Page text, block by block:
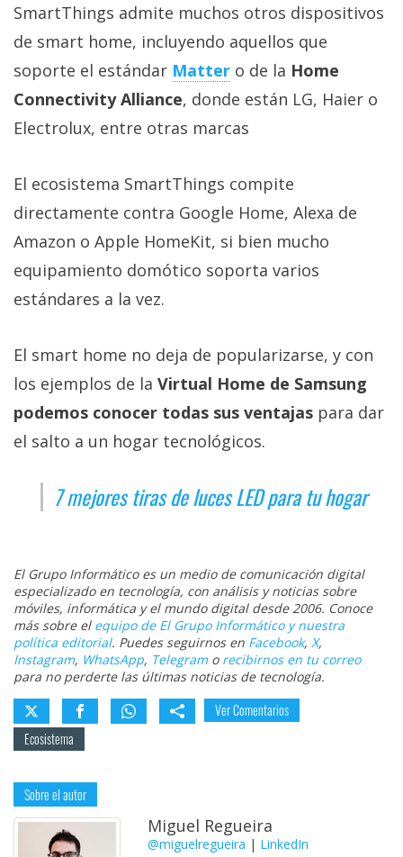
SmartThings admite muchos otros dispositivos
de smart home, incluyendo aquellos que
soporte el estándar Matter o de la Home
Connectivity Alliance, donde están LG, Haier o
Electrolux, entre otras marcas
El ecosistema SmartThings compite
directamente contra Google Home, Alexa de
Amazon o Apple HomeKit, si bien mucho
equipamiento domótico soporta varios
estándares a la vez.
El smart home no deja de popularizarse, y con
los ejemplos de la Virtual Home de Samsung
podemos conocer todas sus ventajas para dar
el salto a un hogar tecnológicos.
7 mejores tiras de luces LED para tu hogar
El Grupo Informático es un medio de comunicación digital
especializado en tecnología, con análisis y noticias sobre
móviles, informática y el mundo digital desde 2006. Conoce
más sobre el equipo de El Grupo Informático y nuestra
política editorial. Puedes seguirnos en Facebook, X,
Instagram, WhatsApp, Telegramo recibirnos en tu correo
para no perderte las últimas noticias de tecnología.
Ver Comentarios
Ecosistema
Sobre el autor
Miguel Regueira
@miguelregueira | LinkedIn